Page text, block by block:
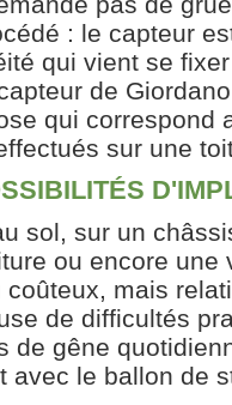
: le capteur
qui vient se
de
qui correspond
sur une
sol, sur un
ou encore une
mais
de difficultés
de gêne
avec le ballon de